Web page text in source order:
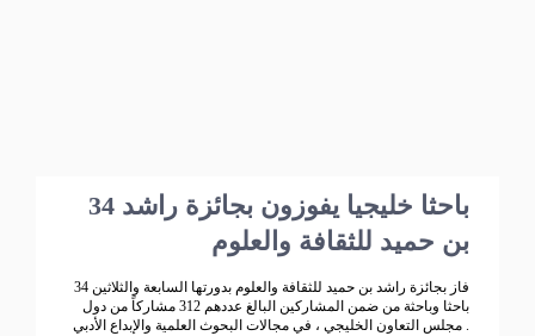
34 باحثا خليجيا يفوزون بجائزة راشد
بن حميد للثقافة والعلوم
فاز بجائزة راشد بن حميد للثقافة والعلوم بدورتها السابعة والثلاثين 34
باحثا وباحثة من ضمن المشاركين البالغ عددهم 312 مشاركاً من دول
مجلس التعاون الخليجي ، في مجالات البحوث العلمية والإبداع الأدبي .